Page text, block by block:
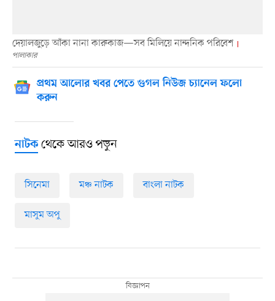
দেয়ালজুড়ে আঁকা নানা কারুকাজ—সব মিলিয়ে নান্দনিক পরিবেশ
পালাকার
প্রথম আলোর খবর পেতে গুগল নিউজ চ্যানেল ফলো
করুন
নাটকথেকে আরও পড়ুন
সিনেমা মঞ্চ নাটক বাংলা নাটক
মাসুম অপু